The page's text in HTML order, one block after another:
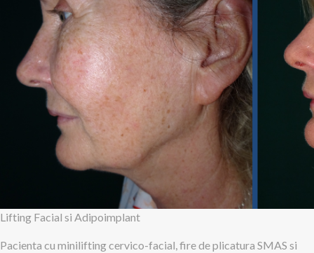
Lifting Facial si Adipoimplant
Pacienta cu minilifting cervico-facial, fire de plicatura SMAS si